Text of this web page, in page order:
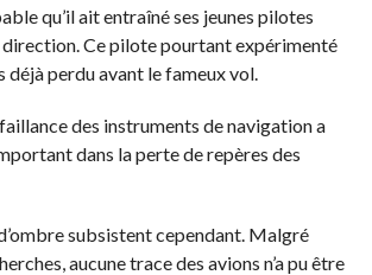
qu’il ait entraîné ses jeunes pilotes
direction. Ce pilote pourtant expérimenté
déjà perdu avant le fameux vol.
des instruments de navigation a
dans la perte de repères des
subsistent cependant. Malgré
aucune trace des avions n’a pu être